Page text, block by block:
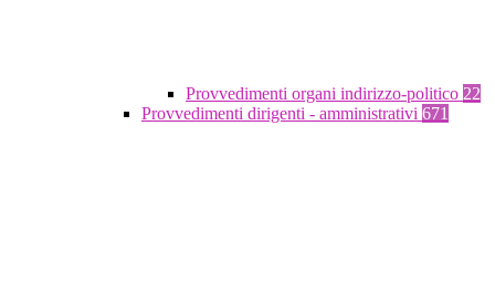
Provvedimenti organi indirizzo-politico 22
Provvedimenti dirigenti - amministrativi 671